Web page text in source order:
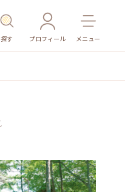
探す プロフィール メニュー